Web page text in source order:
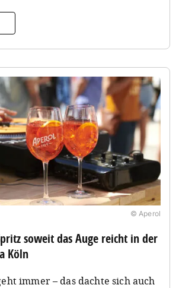
© Aperol
soweit das Auge reicht in der
Köln
immer – das dachte sich auch